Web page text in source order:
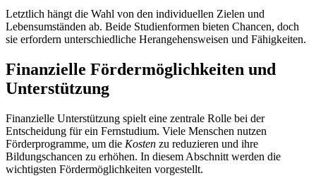
Letztlich hängt die Wahl von den individuellen Zielen und
Lebensumständen ab. Beide Studienformen bieten Chancen, doch
sie erfordern unterschiedliche Herangehensweisen und Fähigkeiten.
Finanzielle Fördermöglichkeiten und
Unterstützung
Finanzielle Unterstützung spielt eine zentrale Rolle bei der
Entscheidung für ein Fernstudium. Viele Menschen nutzen
Förderprogramme, um die Kosten zu reduzieren und ihre
Bildungschancen zu erhöhen. In diesem Abschnitt werden die
wichtigsten Fördermöglichkeiten vorgestellt.